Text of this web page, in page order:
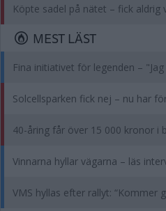
Köpte sadel på nätet – fick aldrig
MEST LÄST
Fina initiativet för legenden –
Solcellsparken fick nej – nu har
40-åring får över 15 000 kronor i
Vinnarna hyllar vägarna – läs
VMS hyllas efter rallyt: “Kommer